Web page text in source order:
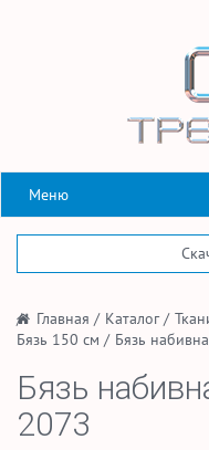
Меню
/ Главная / Каталог/
Бязь 150 см / Бязь
Бязь
2073